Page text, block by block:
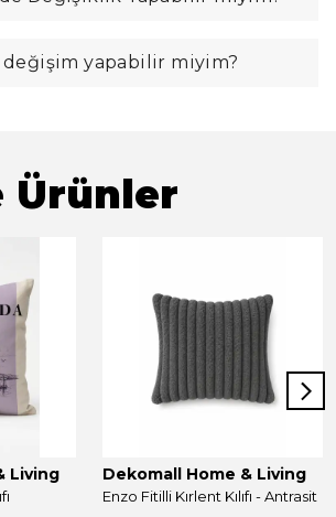
değişim yapabilir miyim?
Ürünler
Living Dekomall Home & Living
Enzo Fitilli Kırlent Kılıfı - Antrasit